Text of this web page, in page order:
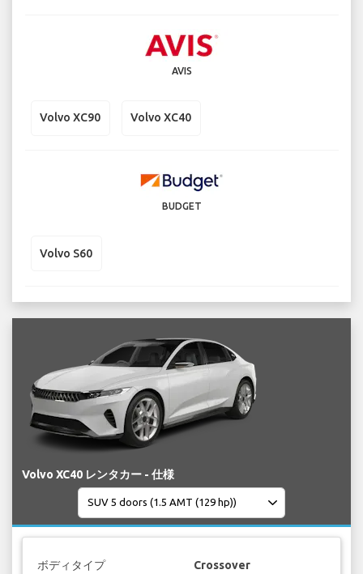
AVIS
Volvo XC90 Volvo XC40
BUDGET
Volvo S60
Volvo XC40 レンタカー - 仕様
ボディタイプ Crossover